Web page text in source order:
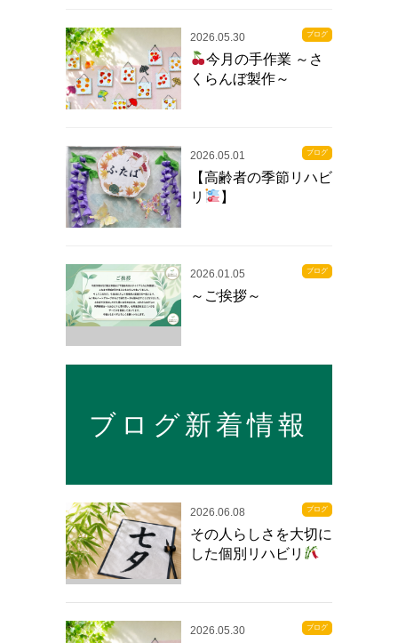
ブログ
2026.05.30
今月の手作業 ～さ
くらんぼ製作～
ブログ
2026.05.01
【高齢者の季節リハビ
リ
】
ブログ
2026.01.05
～ご挨拶～
ブログ新着情報
2026.06.08 ブログ
その人らしさを大切に
した個別リハビリ
2026.05.30 ブログ